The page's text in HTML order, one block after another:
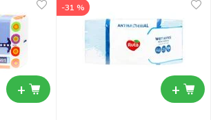
+ +
-31 %